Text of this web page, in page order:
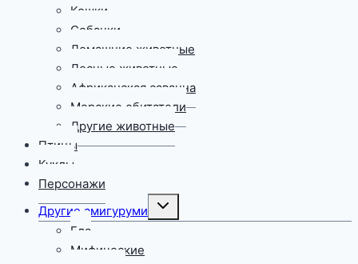
Кошки
Собачки
Домашние животные
Лесные животные
Африканская саванна
Морские обитатели
Другие животные
Птицы
Куклы
Персонажи
Другие амигуруми
Переключить
меню
Еда
Мифические